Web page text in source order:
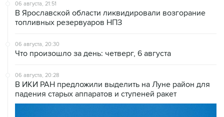
06 августа, 21:51
В Ярославской области ликвидировали возгорание
топливных резервуаров НПЗ
06 августа, 20:30
Что произошло за день: четверг, 6 августа
06 августа, 20:28
В ИКИ РАН предложили выделить на Луне район для
падения старых аппаратов и ступеней ракет